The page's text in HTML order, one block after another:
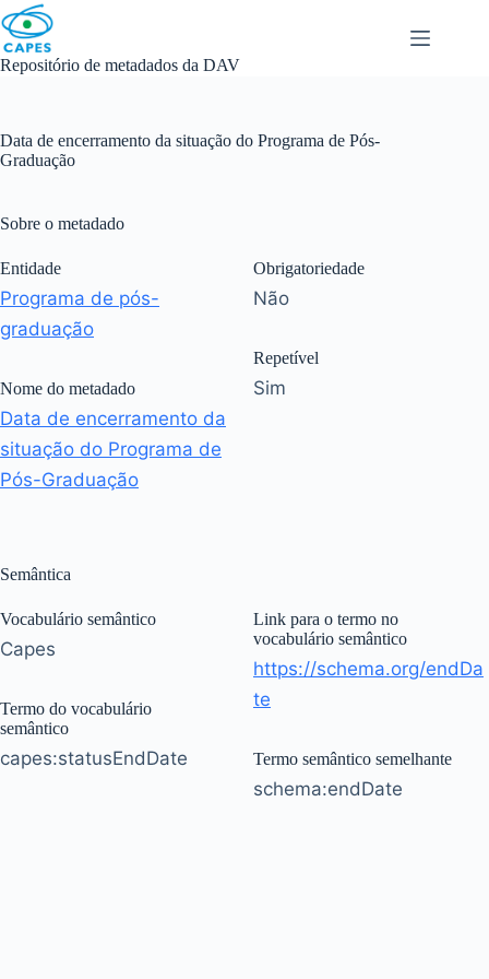
Skip
to
content
Repositório de metadados da DAV
Data de encerramento da situação do Programa de Pós-
Graduação
Sobre o metadado
Entidade
Programa de pós-
graduação
Nome do metadado
Data de encerramento da
situação do Programa de
Pós-Graduação
Obrigatoriedade
Não
Repetível
Sim
Semântica
Vocabulário semântico
Capes
Termo do vocabulário
semântico
capes:statusEndDate
Link para o termo no
vocabulário semântico
https://schema.org/endDa
te
Termo semântico semelhante
schema:endDate